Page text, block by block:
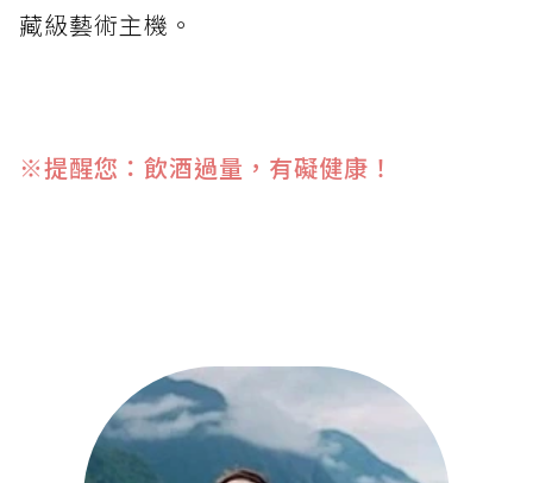
藏級藝術主機。
※提醒您：飲酒過量，有礙健康！